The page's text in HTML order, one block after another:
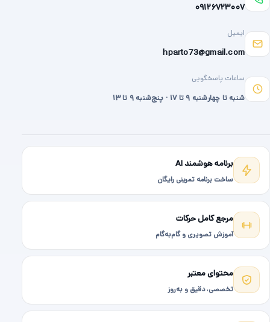
۰۹۱۲۶۷۲۳۰۰۷
ایمیل
hparto73@gmail.com
ساعات پاسخگویی
شنبه تا چهارشنبه ۹ تا ۱۷ · پنج‌شنبه ۹ تا ۱۳
برنامه هوشمند AI
ساخت برنامه تمرینی رایگان
مرجع کامل حرکات
آموزش تصویری و گام‌به‌گام
محتوای معتبر
تخصصی، دقیق و به‌روز